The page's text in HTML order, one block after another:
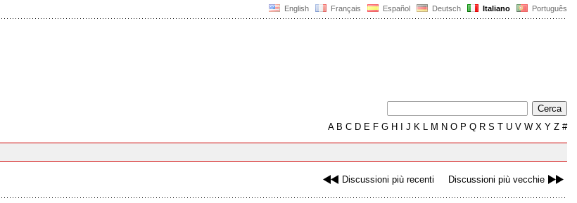
English Français Español Deutsch Italiano Português
AB C D E F G H J K L M N O P Q R S T U V W X Y Z #
Discussioni più recenti Discussioni più vecchie